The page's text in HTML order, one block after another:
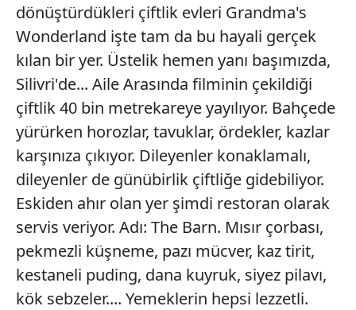
dönüştürdükleri çiftlik evleri Grandma's
Wonderland işte tam da bu hayali gerçek
kılan bir yer. Üstelik hemen yanı başımızda,
Silivri'de... Aile Arasında filminin çekildiği
çiftlik 40 bin metrekareye yayılıyor. Bahçede
yürürken horozlar, tavuklar, ördekler, kazlar
karşınıza çıkıyor. Dileyenler konaklamalı,
dileyenler de günübirlik çiftliğe gidebiliyor.
Eskiden ahır olan yer şimdi restoran olarak
servis veriyor. Adı: The Barn. Mısır çorbası,
pekmezli küşneme, pazı mücver, kaz tirit,
kestaneli puding, dana kuyruk, siyez pilavı,
kök sebzeler.... Yemeklerin hepsi lezzetli.